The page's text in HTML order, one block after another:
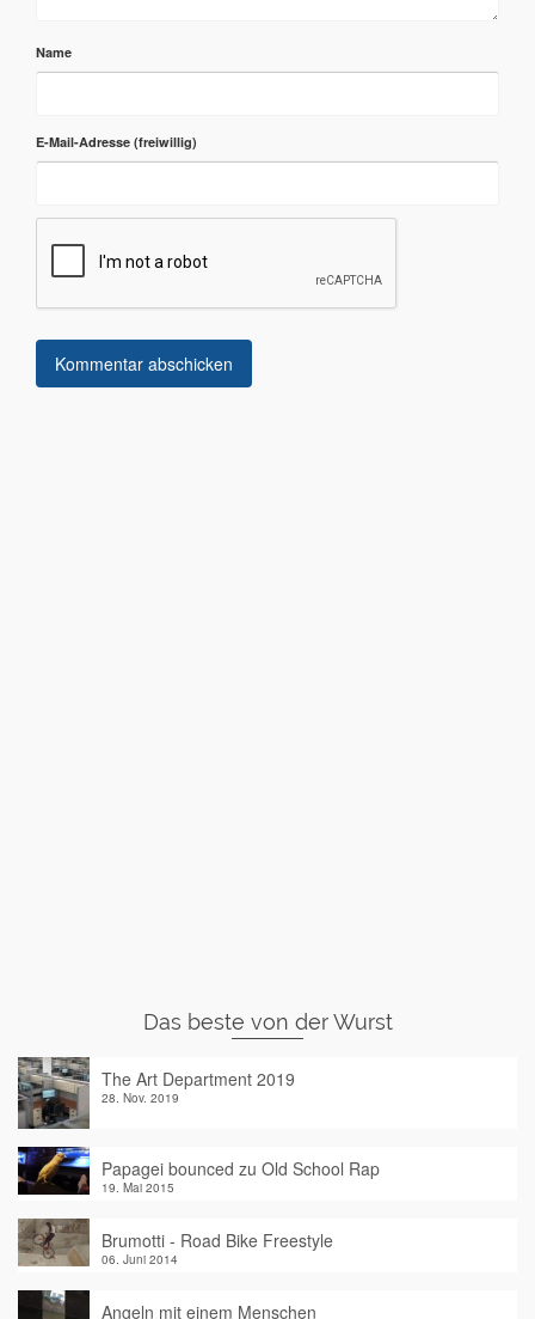
Name
E-Mail-Adresse
Das beste von der Wurst
The Art Department 2019
28. Nov. 2019
Papagei bounced zu Old School Rap
19. Mai 2015
Brumotti - Road Bike Freestyle
06. Juni 2014
Angeln mit einem Menschen